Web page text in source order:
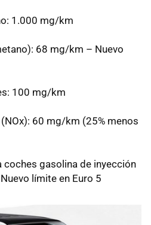
1.000 mg/km
68 mg/km – Nuevo
100 mg/km
60 mg/km (25% menos
coches gasolina de inyección
límite en Euro 5